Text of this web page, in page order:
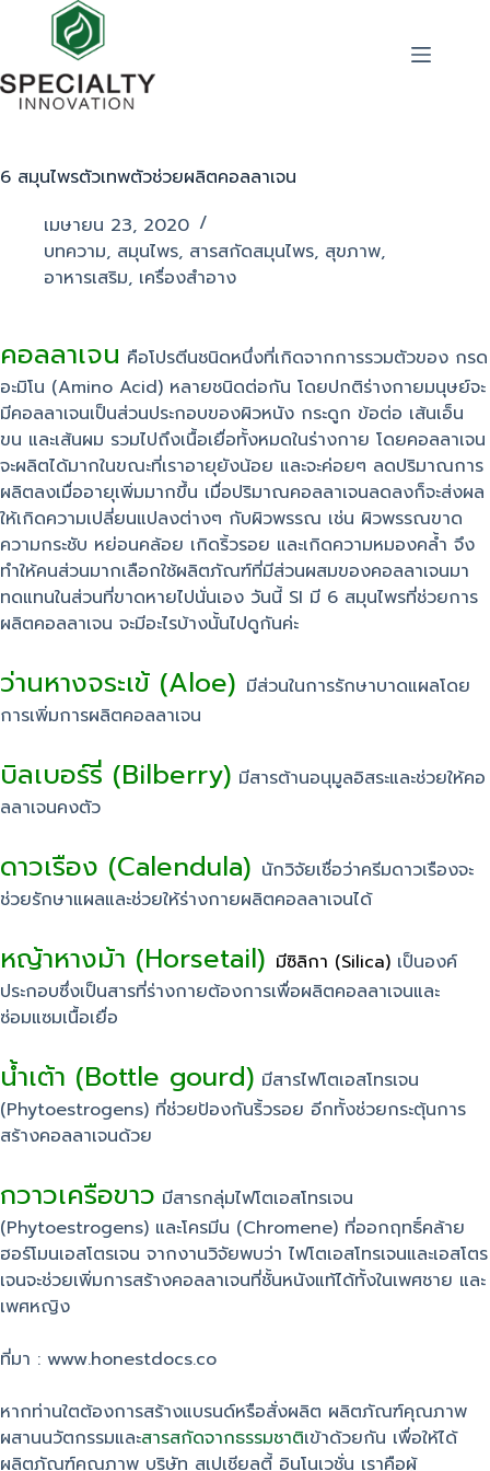
6 สมุนไพรตัวเทพตัวช่วยผลิตคอลลาเจน
เมษายน 23, 2020
บทความ, สมุนไพร, สารสกัดสมุนไพร, สุขภาพ,
อาหารเสริม, เครื่องสำอาง
คอลลาเจน คือโปรตีนชนิดหนึ่งที่เกิดจากการรวมตัวของ กรด
อะมิโน (Amino Acid) หลายชนิดต่อกัน โดยปกติร่างกายมนุษย์จะ
มีคอลลาเจนเป็นส่วนประกอบของผิวหนัง กระดูก ข้อต่อ เส้นเอ็น
ขน และเส้นผม รวมไปถึงเนื้อเยื่อทั้งหมดในร่างกาย โดยคอลลาเจน
จะผลิตได้มากในขณะที่เราอายุยังน้อย และจะค่อยๆ ลดปริมาณการ
ผลิตลงเมื่ออายุเพิ่มมากขึ้น เมื่อปริมาณคอลลาเจนลดลงก็จะส่งผล
ให้เกิดความเปลี่ยนแปลงต่างๆ กับผิวพรรณ เช่น ผิวพรรณขาด
ความกระชับ หย่อนคล้อย เกิดริ้วรอย และเกิดความหมองคล้ำ จึง
ทำให้คนส่วนมากเลือกใช้ผลิตภัณฑ์ที่มีส่วนผสมของคอลลาเจนมา
ทดแทนในส่วนที่ขาดหายไปนั่นเอง วันนี้ SI มี 6 สมุนไพรที่ช่วยการ
ผลิตคอลลาเจน จะมีอะไรบ้างนั้นไปดูกันค่ะ
ว่านหางจระเข้ (Aloe) มีส่วนในการรักษาบาดแผลโดย
การเพิ่มการผลิตคอลลาเจน
บิลเบอร์รี่ (Bilberry) มีสารต้านอนุมูลอิสระและช่วยให้คอ
ลลาเจนคงตัว
ดาวเรือง (Calendula) นักวิจัยเชื่อว่าครีมดาวเรืองจะ
ช่วยรักษาแผลและช่วยให้ร่างกายผลิตคอลลาเจนได้
หญ้าหางม้า (Horsetail) มีซิลิกา (Silica) เป็นองค์
ประกอบซึ่งเป็นสารที่ร่างกายต้องการเพื่อผลิตคอลลาเจนและ
ซ่อมแซมเนื้อเยื่อ
น้ำเต้า (Bottle gourd) มีสารไฟโตเอสโทรเจน
(Phytoestrogens) ที่ช่วยป้องกันริ้วรอย อีกทั้งช่วยกระตุ้นการ
สร้างคอลลาเจนด้วย
กวาวเครือขาว มีสารกลุ่มไฟโตเอสโทรเจน
(Phytoestrogens) และโครมีน (Chromene) ที่ออกฤทธิ์คล้าย
ฮอร์โมนเอสโตรเจน จากงานวิจัยพบว่า ไฟโตเอสโทรเจนและเอสโตร
เจนจะช่วยเพิ่มการสร้างคอลลาเจนที่ชั้นหนังแท้ได้ทั้งในเพศชาย และ
เพศหญิง
ที่มา : www.honestdocs.co
หากท่านใตต้องการสร้างแบรนด์หรือสั่งผลิต ผลิตภัณฑ์คุณภาพ
ผสานนวัตกรรมและสารสกัดจากธรรมชาติเข้าด้วยกัน เพื่อให้ได้
ผลิตภัณฑ์คุณภาพ บริษัท สเปเชียลตี้ อินโนเวชั่น เราคือผู้